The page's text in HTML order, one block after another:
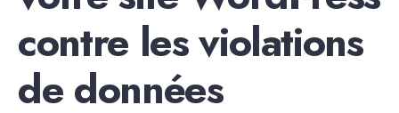
contre les violations
de données